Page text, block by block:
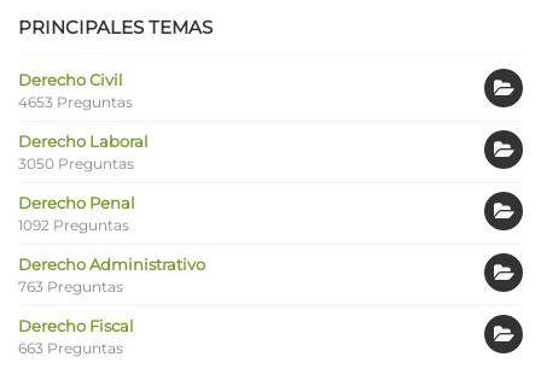
PRINCIPALES TEMAS
Derecho Civil
4653 Preguntas
Derecho Laboral
3050 Preguntas
Derecho Penal
1092 Preguntas
Derecho Administrativo
763 Preguntas
Derecho Fiscal
663 Preguntas